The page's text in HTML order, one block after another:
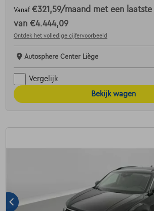
Vanaf €321,59/maand met een
van €4.444,09
Ontdek het volledige cijfervoorbeeld
Autosphere Center Liège
Vergelijk
Bekijk wagen